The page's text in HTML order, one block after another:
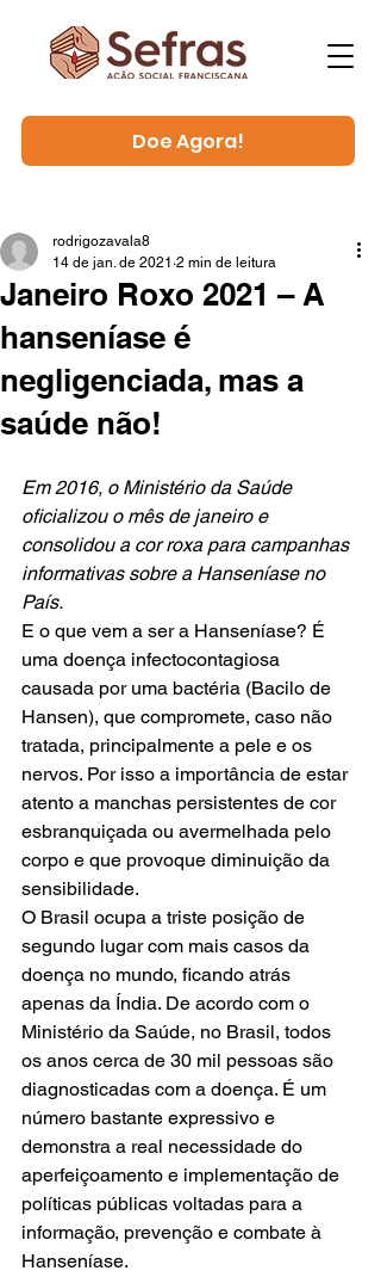
Doe Agora!
Janeiro Roxo 2021 – A
hanseníase é
negligenciada, mas a
saúde não!
rodrigozavala8
14 de jan. de 2021 2 min de leitura
Em 2016, o Ministério da Saúde
oficializou o mês de janeiro e
consolidou a cor roxa para campanhas
informativas sobre a Hanseníase no
País.
E o que vem a ser a Hanseníase? É
uma doença infectocontagiosa
causada por uma bactéria (Bacilo de
Hansen), que compromete, caso não
tratada, principalmente a pele e os
nervos. Por isso a importância de estar
atento a manchas persistentes de cor
esbranquiçada ou avermelhada pelo
corpo e que provoque diminuição da
sensibilidade.
O Brasil ocupa a triste posição de
segundo lugar com mais casos da
doença no mundo, ficando atrás
apenas da Índia. De acordo com o
Ministério da Saúde, no Brasil, todos
os anos cerca de 30 mil pessoas são
diagnosticadas com a doença. É um
número bastante expressivo e
demonstra a real necessidade do
aperfeiçoamento e implementação de
políticas públicas voltadas para a
informação, prevenção e combate à
Hanseníase.